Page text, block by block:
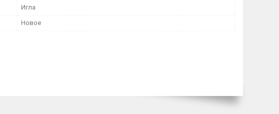
Игла
Новое